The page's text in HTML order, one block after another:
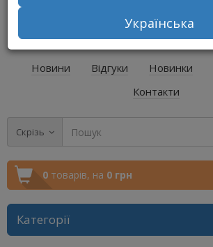
+38 (067) 541-64-04
+38 (073) 541-64-04
Новини Відгуки Новинки
Контакти
Скрізь
0 товарів, на 0 грн
Категорії
Українська